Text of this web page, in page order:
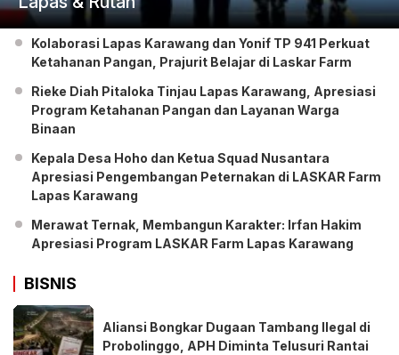
Kolaborasi Lapas Karawang dan Yonif TP 941 Perkuat
Ketahanan Pangan, Prajurit Belajar di Laskar Farm
Rieke Diah Pitaloka Tinjau Lapas Karawang, Apresiasi
Program Ketahanan Pangan dan Layanan Warga
Binaan
Kepala Desa Hoho dan Ketua Squad Nusantara
Apresiasi Pengembangan Peternakan di LASKAR Farm
Lapas Karawang
Merawat Ternak, Membangun Karakter: Irfan Hakim
Apresiasi Program LASKAR Farm Lapas Karawang
BISNIS
Aliansi Bongkar Dugaan Tambang Ilegal di
Probolinggo, APH Diminta Telusuri Rantai